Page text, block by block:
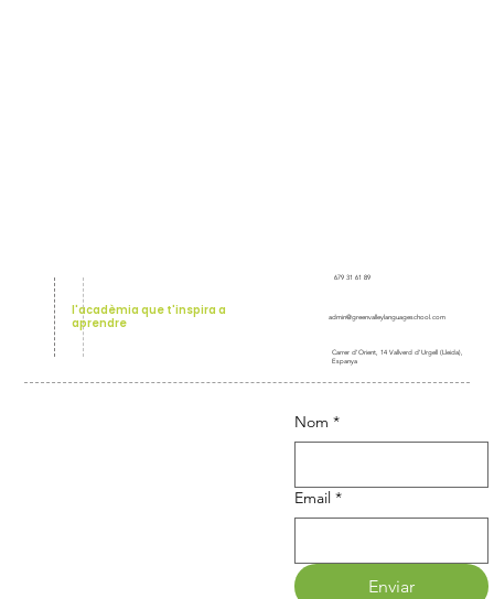
679 31 61 89
admin@greenvalleylanguageschool.com
Carrer d'Orient, 14 Vallverd d'Urgell (Lleida),
Espanya
l'acadèmia que t'inspira a
aprendre
Nom *
Email *
Enviar